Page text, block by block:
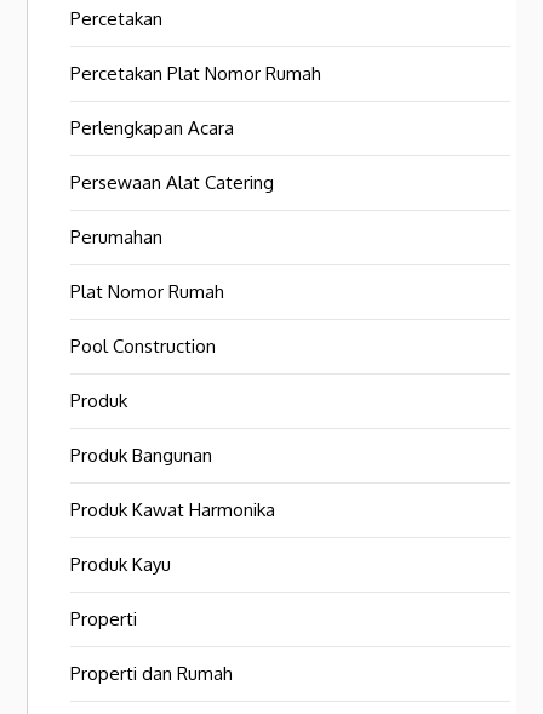
Percetakan
Percetakan Plat Nomor Rumah
Perlengkapan Acara
Persewaan Alat Catering
Perumahan
Plat Nomor Rumah
Pool Construction
Produk
Produk Bangunan
Produk Kawat Harmonika
Produk Kayu
Properti
Properti dan Rumah